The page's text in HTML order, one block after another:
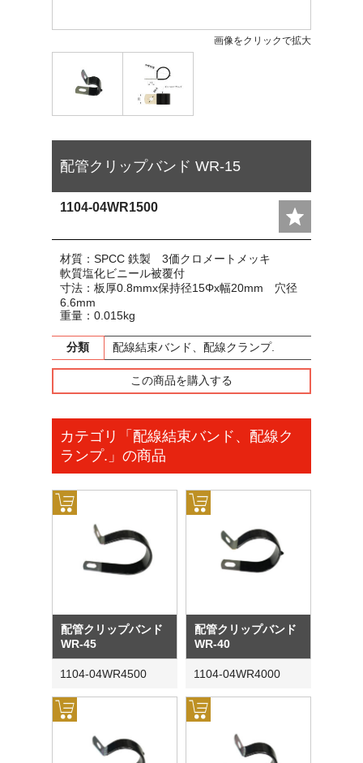
画像をクリックで拡大
配管クリップバンド WR-15
1104-04WR1500
材質：SPCC 鉄製 3価クロメートメッキ
軟質塩化ビニール被覆付
寸法：板厚0.8mmx保持径15Φx幅20mm 穴径
6.6mm
重量：0.015kg
分類 配線結束バンド、配線クランプ.
この商品を購入する
カテゴリ「配線結束バンド、配線ク
ランプ.」の商品
配管クリップバンド
WR-45
1104-04WR4500
配管クリップバンド
WR-40
1104-04WR4000